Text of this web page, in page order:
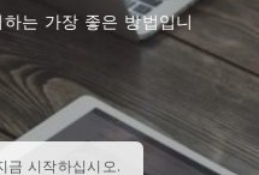
는 가장 좋은 방법입니
금 시작하십시오.